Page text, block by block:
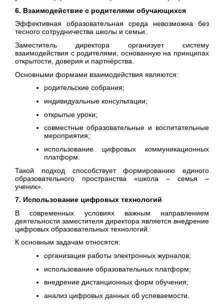
6. Взаимодействие с родителями обучающихся
Эффективная образовательная среда невозможна без
тесного сотрудничества школы и семьи.
Заместитель директора организует систему
взаимодействия с родителями, основанную на принципах
открытости, доверия и партнёрства.
Основными формами взаимодействия являются:
родительские собрания;
индивидуальные консультации;
открытые уроки;
совместные образовательные и воспитательные
мероприятия;
использование цифровых коммуникационных
платформ.
Такой подход способствует формированию единого
образовательного пространства «школа – семья –
ученик».
7. Использование цифровых технологий
В современных условиях важным направлением
деятельности заместителя директора является внедрение
цифровых образовательных технологий.
К основным задачам относятся:
организация работы электронных журналов;
использование образовательных платформ;
внедрение дистанционных форм обучения;
анализ цифровых данных об успеваемости.